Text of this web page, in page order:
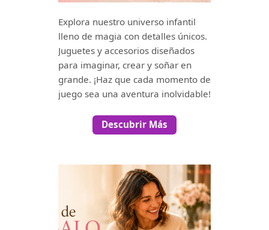
Explora nuestro universo infantil
lleno de magia con detalles únicos.
Juguetes y accesorios diseñados
para imaginar, crear y soñar en
grande. ¡Haz que cada momento de
juego sea una aventura inolvidable!
Descubrir Más